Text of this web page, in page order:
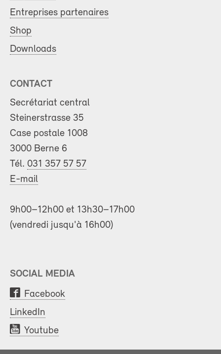
Entreprises partenaires
Shop
Downloads
CONTACT
Secrétariat central
Steinerstrasse 35
Case postale 1008
3000 Berne 6
Tél. 031 357 57 57
E-mail
9h00–12h00 et 13h30–17h00
(vendredi jusqu'à 16h00)
SOCIAL MEDIA
Facebook
LinkedIn
Youtube